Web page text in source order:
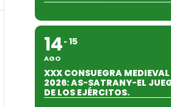
14
AGO
15
XXX CONSUEGRA MEDIEVAL
2026: AS-SATRANY-EL
DE LOS EJÉRCITOS.